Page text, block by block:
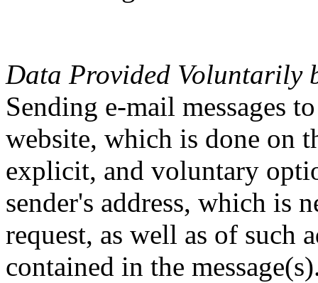
Data Provided Voluntarily
Sending e-mail messages
website, which is done on
explicit, and voluntary
sender's address, which is
request, as well as of such
contained in the